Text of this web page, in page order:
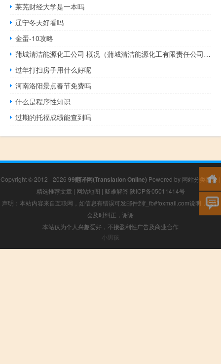
莱芜财经大学是一本吗
辽宁冬天好看吗
金蛋-10攻略
蒲城清洁能源化工公司 概况（蒲城清洁能源化工有限责任公司官网）
过年打扫房子用什么好呢
河南洛阳景点春节免费吗
什么是程序性知识
过期的托福成绩能查到吗
Copyright © 2012 - 2026 99翻译网(Translation Online) Powered by 网站分类目录 |
精选推荐文章 | 网站地图 | 疑难解答 陕ICP备05011414号
声明：本站内容来自互联网，如信息有错误可发邮件到f_fb#foxmail.com说明，我们
会及时纠正，谢谢
本站仅为个人兴趣爱好，不接盈利性广告及商业合作
小男孩